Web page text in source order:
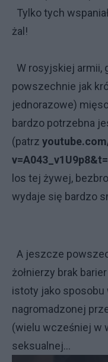
Tylko tych
żal!
W rosyjskiej armii,
powszechnie jak
jednorazowe)
bardzo potrzebna
(patrz
los tej żywej,
wydaje się bardzo
A jeszcze
żołnierzy brak
istoty jako sposobu
nagromadzonej
(wielu wcześniej w
seksualnej...